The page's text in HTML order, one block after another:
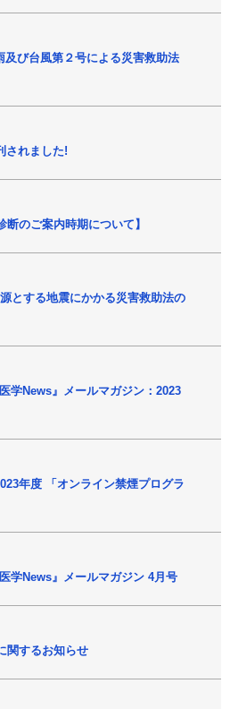
び台風第２号による災害救助法
されました!
のご案内時期について】
とする地震にかかる災害救助法の
学News』メールマガジン：2023
年度 「オンライン禁煙プログラ
学News』メールマガジン 4月号
関するお知らせ